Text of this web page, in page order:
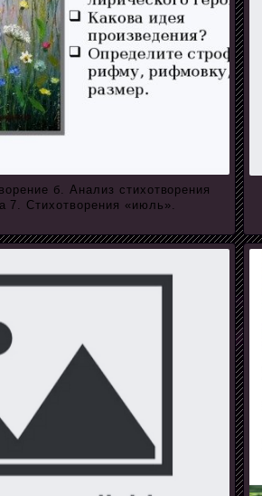
б. Анализ стихотворения
7. Стихотворения «июль».